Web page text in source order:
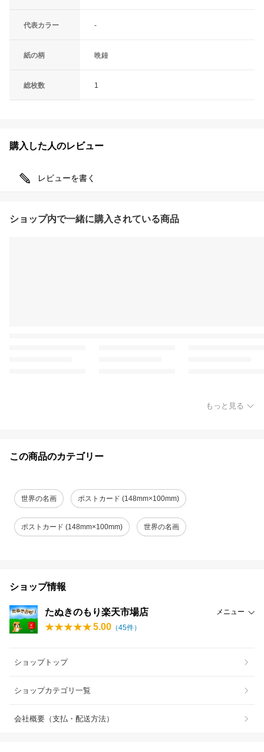
代表カラー -
紙の柄 晩鐘
総枚数 1
購入した人のレビュー
レビューを書く
ショップ内で一緒に購入されている商品
もっと見る
この商品のカテゴリー
世界の名画 ポストカード (148mm×100mm)
ポストカード (148mm×100mm) 世界の名画
ショップ情報
たぬきのもり楽天市場店 メニュー
5.00 （45件）
ショップトップ
ショップカテゴリ一覧
会社概要（支払・配送方法）